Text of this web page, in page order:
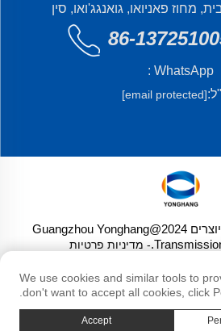
מחוז פאניואו, גואנגג'ואו, סין
WhatsApp :
[email protected]
זכויות יוצרים © זכויות יוצרים 2024@Guangzhou Yonghang
- מדיניות פרטיות
We use cookies and similar tools to
don't want to accept all cookies, click
Accept